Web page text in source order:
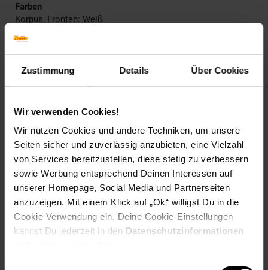
Zustimmung Details Über Cookies
Wir verwenden Cookies!
Wir nutzen Cookies und andere Techniken, um unsere
Seiten sicher und zuverlässig anzubieten, eine Vielzahl
von Services bereitzustellen, diese stetig zu verbessern
sowie Werbung entsprechend Deinen Interessen auf
unserer Homepage, Social Media und Partnerseiten
anzuzeigen. Mit einem Klick auf „Ok“ willigst Du in die
Cookie Verwendung ein. Deine Cookie-Einstellungen
kannst Du jederzeit in den Datenschutzinformationen
Farben
Korpus, Fronten: Weiß
Maße
Gesamt: 68 x 49 x 16,5 cm (BxHxT)
Gewicht
Material
Korpus: MDF, 15 mm
Griffe: Metall
Spiegel: Glas, 3 mm
Details
- 1 Tür mit Einsatz aus Rattangeflecht im Lochmuster
- 1 Tür mit Spiegel